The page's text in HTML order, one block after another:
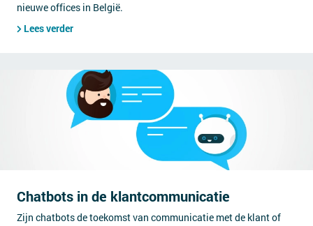
nieuwe offices in België.
Lees verder
Chatbots in de klantcommunicatie
Zijn chatbots de toekomst van communicatie met de klant of